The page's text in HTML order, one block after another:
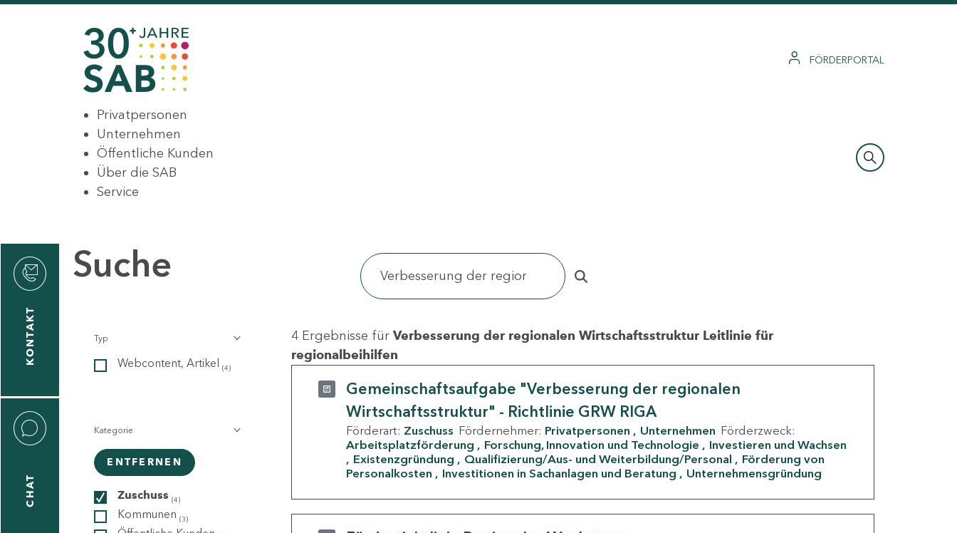
FÖRDERPORTAL
Privatpersonen
Unternehmen
Öffentliche Kunden
Über die SAB
Service
KONTAKT
CHAT
Suche
Typ
Webcontent, Artikel (4)
Kategorie
ENTFERNEN
Zuschuss (4)
Kommunen (3)
4 Ergebnisse für Verbesserung der regionalen Wirtschaftsstruktur Leitlinie für
regionalbeihilfen
Gemeinschaftsaufgabe "Verbesserung der regionalen
Wirtschaftsstruktur" - Richtlinie GRW RIGA
Förderart: Zuschuss Fördernehmer: Privatpersonen Unternehmen Förderzweck:
Arbeitsplatzförderung
Forschung, Innovation und Technologie
Investieren und Wachsen
Existenzgründung
Qualifizierung/Aus- und Weiterbildung/Personal
Förderung von
Personalkosten
Investitionen in Sachanlagen und Beratung Unternehmensgründung